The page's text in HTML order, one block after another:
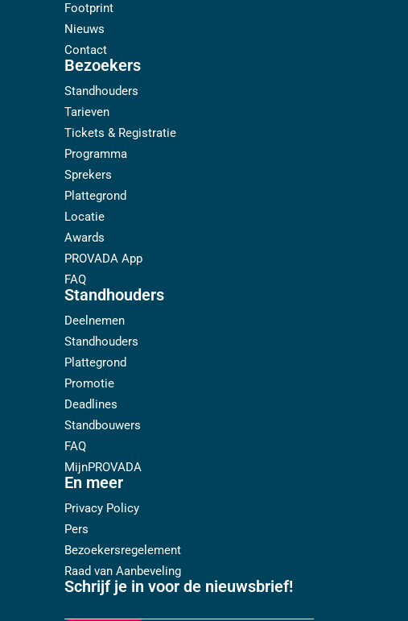
Footprint
Nieuws
Contact
Bezoekers
Standhouders
Tarieven
Tickets & Registratie
Programma
Sprekers
Plattegrond
Locatie
Awards
PROVADA App
FAQ
Standhouders
Deelnemen
Standhouders
Plattegrond
Promotie
Deadlines
Standbouwers
FAQ
MijnPROVADA
En meer
Privacy Policy
Pers
Bezoekersregelement
Raad van Aanbeveling
Schrijf je in voor de nieuwsbrief!